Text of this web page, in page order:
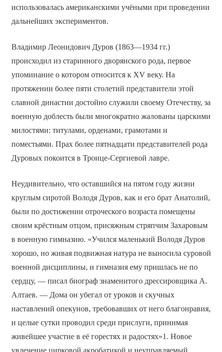
использовалась американскими учёными при проведении
дальнейших экспериментов.
Владимир Леонидович Дуров (1863—1934 гг.)
происходил из старинного дворянского рода, первое
упоминание о котором относится к XV веку. На
протяжении более пяти столетий представители этой
славной династии достойно служили своему Отечеству, за
военную доблесть были многократно жалованы царскими
милостями: титулами, орденами, грамотами и
поместьями. Прах более пятнадцати представителей рода
Дуровых покоится в Троице-Сергиевой лавре.
Неудивительно, что оставшийся на пятом году жизни
круглым сиротой Володя Дуров, как и его брат Анатолий,
были по достижении отроческого возраста помещены
своим крёстным отцом, присяжным стряпчим Захаровым
в военную гимназию. «Учился маленький Володя Дуров
хорошо, но живая подвижная натура не выносила суровой
военной дисциплины, и гимназия ему пришлась не по
сердцу, — писал биограф знаменитого дрессировщика А.
Алтаев. — Дома он убегал от уроков и скучных
наставлений опекунов, требовавших от него благонравия,
и целые сутки проводил среди прислуги, принимая
живейшее участие в её горестях и радостях»1. Новое